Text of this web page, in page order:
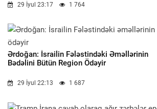
29 İyul 23:17 1 764
Ərdoğan: İsrailin Fələstindəki Əməllərinin
Bədəlini Bütün Region Ödəyir
29 İyul 22:13 1 687